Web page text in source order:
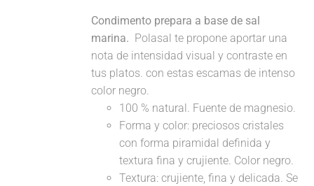
Condimento prepara a base de sal
marina. Polasal te propone aportar una
nota de intensidad visual y contraste en
tus platos. con estas escamas de intenso
color negro.
100 % natural. Fuente de magnesio.
Forma y color: preciosos cristales
con forma piramidal definida y
textura fina y crujiente. Color negro.
Textura: crujiente, fina y delicada. Se